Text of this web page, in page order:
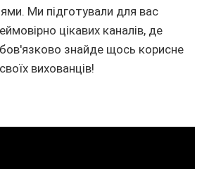
Ми підготували для вас
цікавих каналів, де
знайде щось корисне
вихованців!